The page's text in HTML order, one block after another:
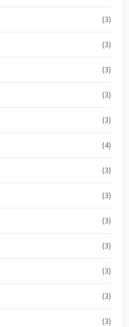
(3)
(3)
(3)
(3)
(3)
(4)
(3)
(3)
(3)
(3)
(3)
(3)
(3)